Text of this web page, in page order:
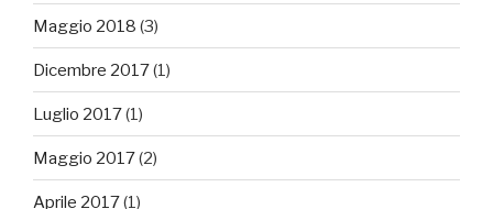
Maggio 2018 (3)
Dicembre 2017(1)
Luglio 2017(1)
Maggio 2017(2)
Aprile 2017(1)